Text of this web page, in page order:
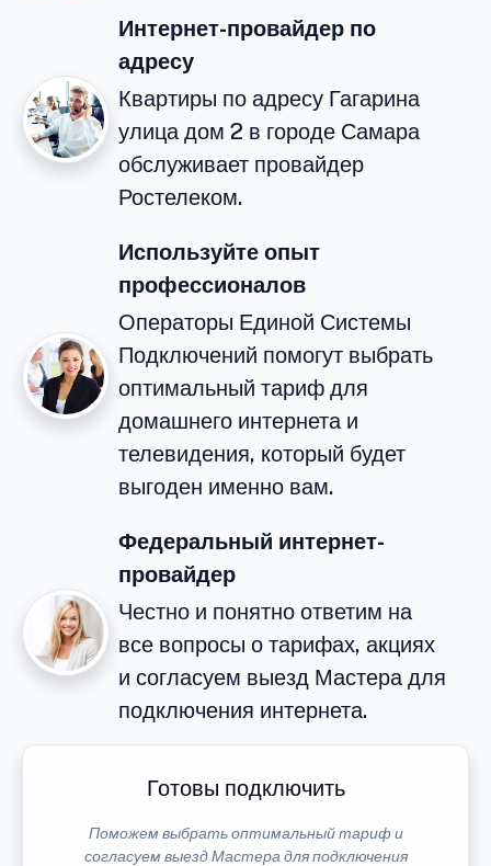
Интернет-провайдер по
адресу
Квартиры по адресу Гагарина
улица дом 2 в городе Самара
обслуживает провайдер
Ростелеком.
Используйте опыт
профессионалов
Операторы Единой Системы
Подключений помогут выбрать
оптимальный тариф для
домашнего интернета и
телевидения, который будет
выгоден именно вам.
Федеральный интернет-
провайдер
Честно и понятно ответим на
все вопросы о тарифах, акциях
и согласуем выезд Мастера для
подключения интернета.
Готовы подключить
Поможем выбрать оптимальный тариф и
согласуем выезд Мастера для подключения